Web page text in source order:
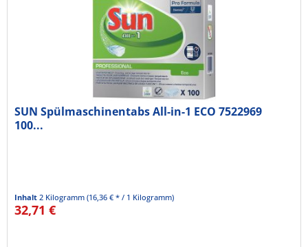
SUN Spülmaschinentabs All-in-1 ECO 7522969
100...
Inhalt 2 Kilogramm(16,36 € * / 1 Kilogramm)
32,71 €